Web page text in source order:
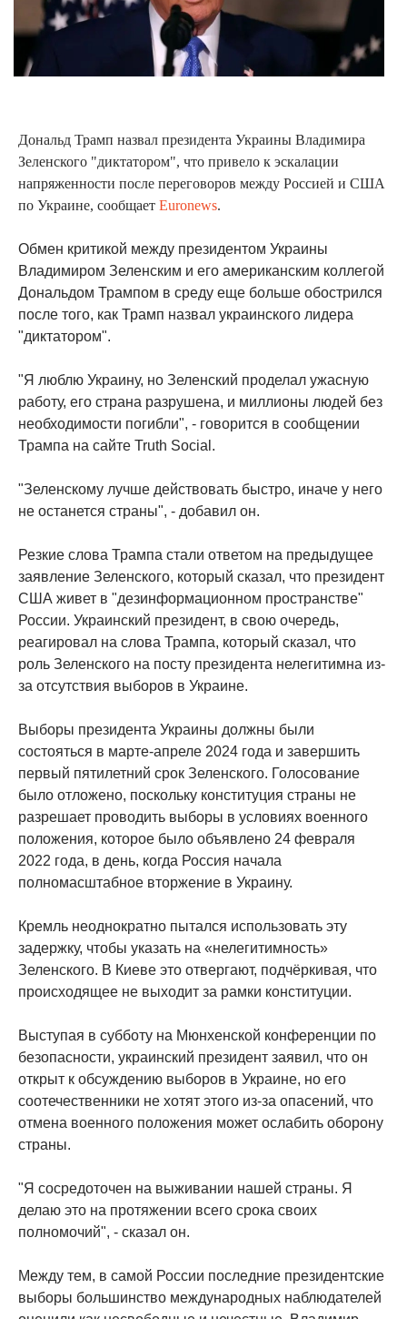
Дональд Трамп назвал президента Украины Владимира
Зеленского "диктатором", что привело к эскалации
напряженности после переговоров между Россией и США
по Украине, сообщает Euronews.
Обмен критикой между президентом Украины
Владимиром Зеленским и его американским коллегой
Дональдом Трампом в среду еще больше обострился
после того, как Трамп назвал украинского лидера
"диктатором".
"Я люблю Украину, но Зеленский проделал ужасную
работу, его страна разрушена, и миллионы людей без
необходимости погибли", - говорится в сообщении
Трампа на сайте Truth Social.
"Зеленскому лучше действовать быстро, иначе у него
не останется страны", - добавил он.
Резкие слова Трампа стали ответом на предыдущее
заявление Зеленского, который сказал, что президент
США живет в "дезинформационном пространстве"
России. Украинский президент, в свою очередь,
реагировал на слова Трампа, который сказал, что
роль Зеленского на посту президента нелегитимна из-
за отсутствия выборов в Украине.
Выборы президента Украины должны были
состояться в марте-апреле 2024 года и завершить
первый пятилетний срок Зеленского. Голосование
было отложено, поскольку конституция страны не
разрешает проводить выборы в условиях военного
положения, которое было объявлено 24 февраля
2022 года, в день, когда Россия начала
полномасштабное вторжение в Украину.
Кремль неоднократно пытался использовать эту
задержку, чтобы указать на «нелегитимность»
Зеленского. В Киеве это отвергают, подчёркивая, что
происходящее не выходит за рамки конституции.
Выступая в субботу на Мюнхенской конференции по
безопасности, украинский президент заявил, что он
открыт к обсуждению выборов в Украине, но его
соотечественники не хотят этого из-за опасений, что
отмена военного положения может ослабить оборону
страны.
"Я сосредоточен на выживании нашей страны. Я
делаю это на протяжении всего срока своих
полномочий", - сказал он.
Между тем, в самой России последние президентские
выборы большинство международных наблюдателей